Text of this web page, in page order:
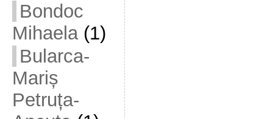
Bondoc
Mihaela(1)
Bularca-
Mariș
Petruța-